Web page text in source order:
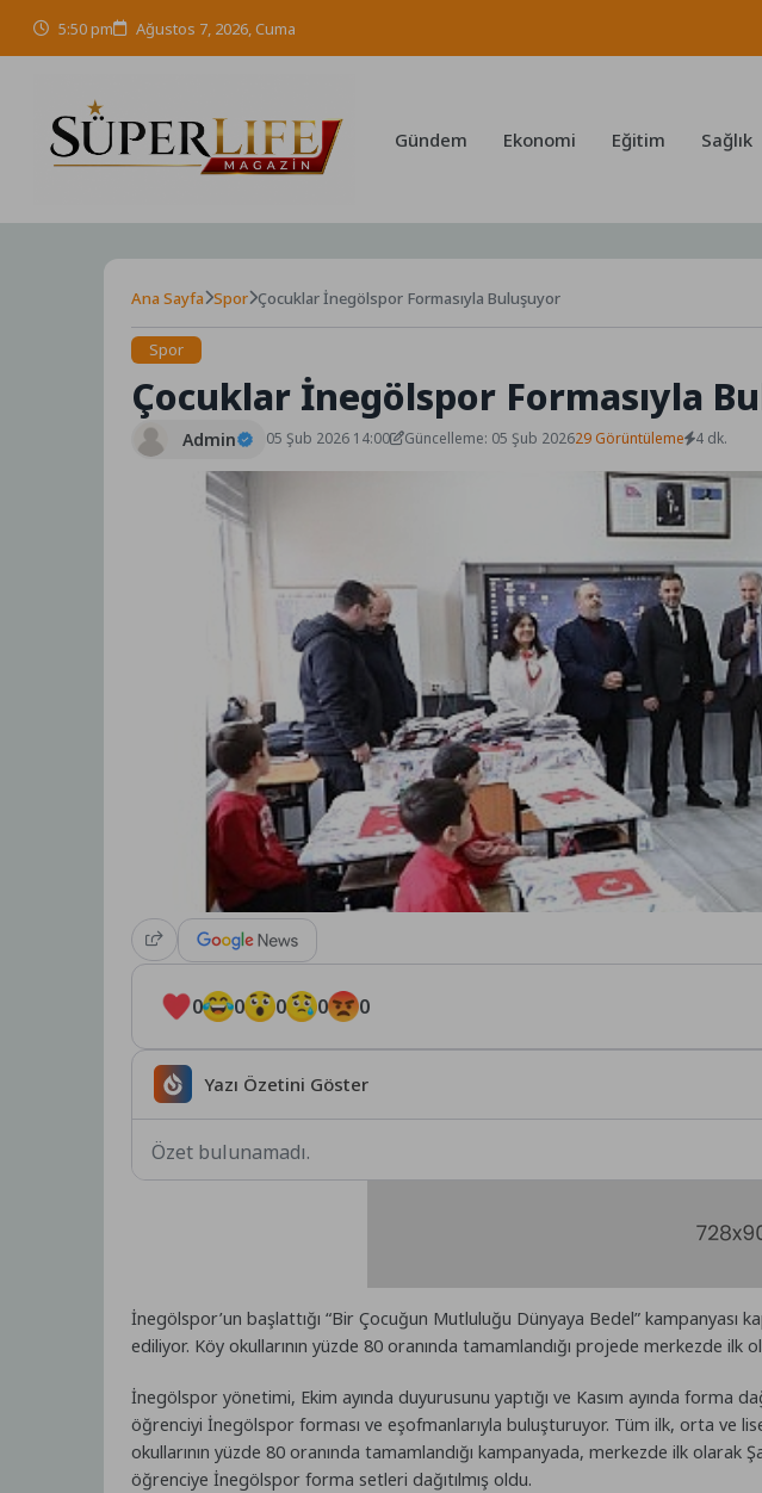
content
5:50 pm Ağustos 7, 2026, Cuma
Gündem Ekonomi Eğitim Sağlık
Ana Sayfa Spor Çocuklar İnegölspor Formasıyla Buluşuyor
Spor
Çocuklar İnegölspor Formasıyla
Admin 05 Şub 2026 14:00 Güncelleme: 05 Şub 202629 Görüntüleme 4 dk.
0 0 0 0 0
Yazı Özetini Göster
Özet bulunamadı.
İnegölspor’un başlattığı “Bir Çocuğun Mutluluğu Dünyaya Bedel” kampanyası
ediliyor. Köy okullarının yüzde 80 oranında tamamlandığı projede merkezde
İnegölspor yönetimi, Ekim ayında duyurusunu yaptığı ve Kasım ayında forma
öğrenciyi İnegölspor forması ve eşofmanlarıyla buluşturuyor. Tüm ilk, orta ve
okullarının yüzde 80 oranında tamamlandığı kampanyada, merkezde ilk
öğrenciye İnegölspor forma setleri dağıtılmış oldu.